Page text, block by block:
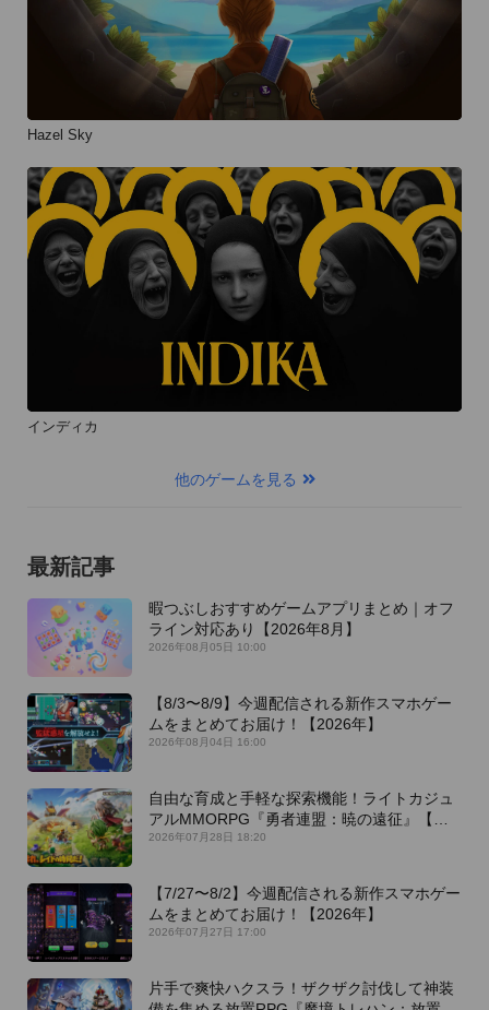
Hazel Sky
インディカ
他のゲームを見る
最新記事
暇つぶしおすすめゲームアプリまとめ｜オフ
ライン対応あり【2026年8月】
2026年08月05日 10:00
【8/3〜8/9】今週配信される新作スマホゲー
ムをまとめてお届け！【2026年】
2026年08月04日 16:00
自由な育成と手軽な探索機能！ライトカジュ
アルMMORPG『勇者連盟：暁の遠征』【最
新作PICKUP】
2026年07月28日 18:20
【7/27〜8/2】今週配信される新作スマホゲー
ムをまとめてお届け！【2026年】
2026年07月27日 17:00
片手で爽快ハクスラ！ザクザク討伐して神装